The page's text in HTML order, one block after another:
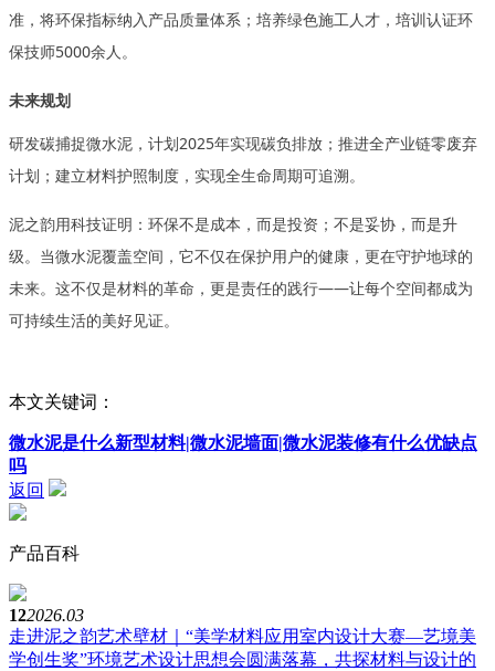
准，将环保指标纳入产品质量体系；培养绿色施工人才，培训认证环
保技师5000余人。
未来规划
研发碳捕捉微水泥，计划2025年实现碳负排放；推进全产业链零废弃
计划；建立材料护照制度，实现全生命周期可追溯。
泥之韵用科技证明：环保不是成本，而是投资；不是妥协，而是升
级。当微水泥覆盖空间，它不仅在保护用户的健康，更在守护地球的
未来。这不仅是材料的革命，更是责任的践行——让每个空间都成为
可持续生活的美好见证。
本文关键词：
微水泥是什么新型材料|微水泥墙面|微水泥装修有什么优缺点
吗
返回
产品百科
122026.03
走进泥之韵艺术壁材｜“美学材料应用室内设计大赛—艺境美
学创生奖”环境艺术设计思想会圆满落幕，共探材料与设计的